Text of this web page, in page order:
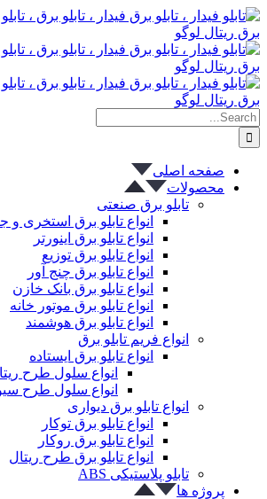
پرش
به
محتوا
Search
for:
صفحه اصلی
محصولات
تابلو برق صنعتی
انواع تابلو برق استخری و
انواع تابلو برق اینورتر
انواع تابلو برق توزیع
انواع تابلو برق چنج آور
انواع تابلو برق بانک خازن
انواع تابلو برق موتور خانه
انواع تابلو برق هوشمند
انواع فریم تابلو برق
انواع تابلو برق ایستاده
انواع سلول طرح
انواع سلول طرح
انواع تابلو برق دیواری
انواع تابلو برق توکار
انواع تابلو برق روکار
انواع تابلو برق طرح ریتال
تابلو پلاستیکی ABS
پروژه ها